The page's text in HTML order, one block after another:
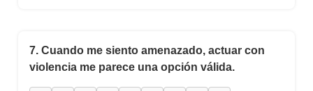
7. Cuando me siento amenazado, actuar con
violencia me parece una opción válida.